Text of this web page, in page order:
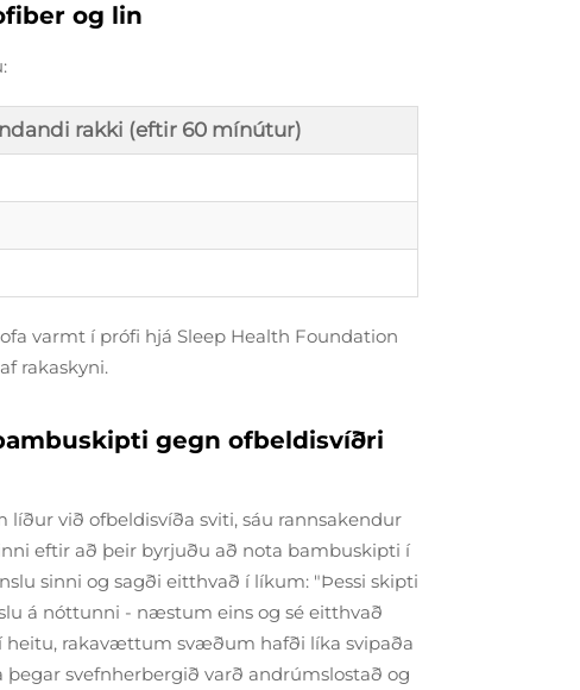
og lin
rakki (eftir 60 mínútur)
varmt í prófi hjá Sleep Health Foundation
rakaskyni.
gegn ofbeldisvíðri
við ofbeldisvíða sviti, sáu rannsakendur
eftir að þeir byrjuðu að nota bambuskipti í
sinni og sagði eitthvað í líkum: "Þessi skipti
á nóttunni - næstum eins og sé eitthvað
heitu, rakavættum svæðum hafði líka svipaða
svefnherbergið varð andrúmslostað og